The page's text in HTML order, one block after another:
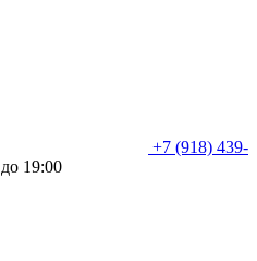
+7 (918) 439-
19:00